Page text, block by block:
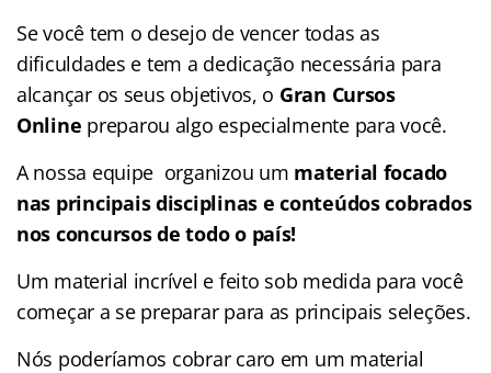
Se você tem o desejo de vencer todas as
dificuldades e tem a dedicação necessária para
alcançar os seus objetivos, o Gran Cursos
Online preparou algo especialmente para você.
A nossa equipe organizou um material focado
nas principais disciplinas e conteúdos cobrados
nos concursos de todo o país!
Um material incrível e feito sob medida para você
começar a se preparar para as principais seleções.
Nós poderíamos cobrar caro em um material